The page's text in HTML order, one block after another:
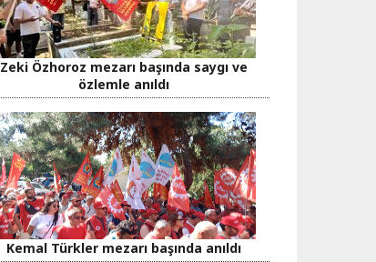
Zeki Özhoroz mezarı başında saygı ve
özlemle anıldı
Kemal Türkler mezarı başında anıldı